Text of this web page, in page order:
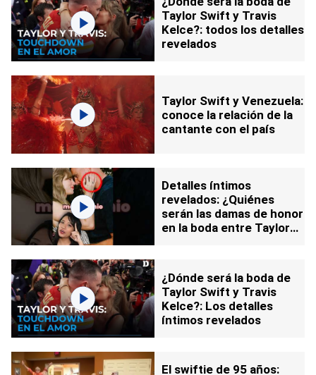
Taylor Swift y Travis
Kelce?: todos los detalles
revelados
Taylor Swift y Venezuela:
conoce la relación de la
cantante con el país
Detalles íntimos
revelados: ¿Quiénes
serán las damas de honor
en la boda entre Taylor
¿Dónde será la boda de
Taylor Swift y Travis
Kelce?: Los detalles
íntimos revelados
El swiftie de 95 años: